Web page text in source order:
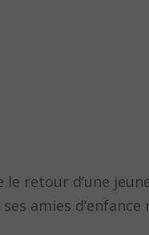
retour d’une
amies